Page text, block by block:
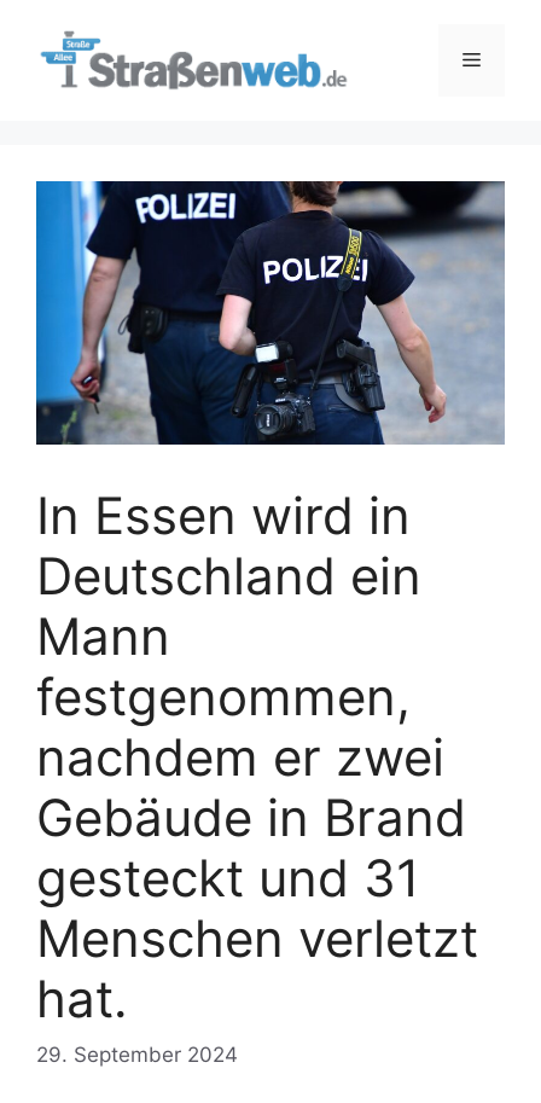
Menü
In Essen wird in
Deutschland ein
Mann
festgenommen,
nachdem er zwei
Gebäude in Brand
gesteckt und 31
Menschen verletzt
hat.
29. September 2024